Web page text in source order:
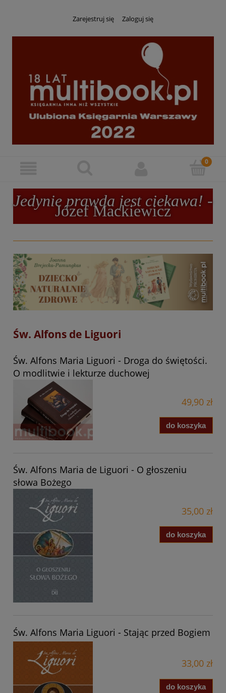
Zarejestruj się Zaloguj się
Jedynie prawda jest ciekawa! -
Józef Mackiewicz
Św. Alfons de Liguori
Św. Alfons Maria Liguori - Droga do świętości.
O modlitwie i lekturze duchowej
49,90 zł
do koszyka
Św. Alfons Maria de Liguori - O głoszeniu
słowa Bożego
35,00 zł
do koszyka
Św. Alfons Maria Liguori - Stając przed Bogiem
33,00 zł
do koszyka